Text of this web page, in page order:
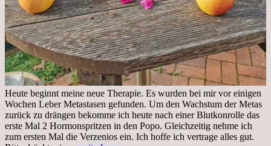
Heute beginnt meine neue Therapie. Es wurden bei mir vor einigen
Wochen Leber Metastasen gefunden. Um den Wachstum der Metas
zurück zu drängen bekomme ich heute nach einer Blutkonrolle das
erste Mal 2 Hormonspritzen in den Popo. Gleichzeitig nehme ich
zum ersten Mal die Verzenios ein. Ich hoffe ich vertrage alles gut.